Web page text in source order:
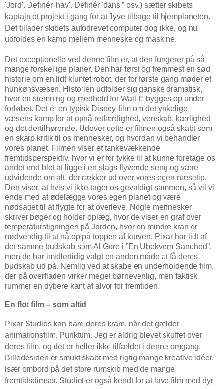
'Jord'. Definér 'hav'. Definér 'dans'” osv.) sætter skibets
kaptajn et projekt i gang for at flyve tilbage til hjemplaneten.
Det tillader skibets autodrevet computer dog ikke, og nu
udfoldes en kamp mellem menneske og maskine.
Det exceptionelle ved denne film er, at den fungerer på så
mange forskellige planer. Den har først og fremmest en sød
historie om en lidt kluntet robot, der for første gang møder et
hunkønsvæsen. Historien udfolder sig ganske dramatisk,
hvor en stemning og medhold for Wall-E bygges op under
forløbet. Det er en typisk Disney-film om det ynkelige
væsens kamp for at opnå retfærdighed, venskab, kærlighed
og det dertilhørende. Udover dette er filmen også skabt som
en skarp kritik til os mennesker, og hvordan vi behandler
vores planet. Filmen viser et tankevækkende
fremtidsperspektiv, hvor vi er for tykke til at kunne foretage os
andet end blot at ligge i en slags flyvende seng og være
udvidende om alt, der rækker ud over vores egen næsetip.
Den viser, at hvis vi ikke tager os gevaldigt sammen, så vil vi
ende med at ødelægge vores egen planet og være
nødsaget til at flygte for at overleve. Nogle mennesker
skriver bøger og holder oplæg, hvor de viser en graf over
temperaturstigningen på Jorden, hvor en mindre kran er
nødvendig til at nå op på toppen af kurven. Pixar har lidt af
det samme budskab som Al Gore i ”En Ubekvem Sandhed”,
men de har imidlertidig valgt en anden måde at få deres
budskab ud på. Nemlig ved at skabe en underholdende film,
der på overfladen virker meget børnevenlig, men faktisk
rummer en dybere kant af alvor for fremtiden.
En flot film – som altid
Pixar Studios kan bare deres kram, når det gælder
animationsfilm. Punktum. Jeg er aldrig blevet skuffet over
deres film, og det er heller ikke tilfældet i denne omgang.
Billedesiden er smukt skabt med rigtig mange kreative idéer,
især ombord på det store rumskib med de mange
fremtidsdimser. Studiet er også kendt for at lave film med dyr